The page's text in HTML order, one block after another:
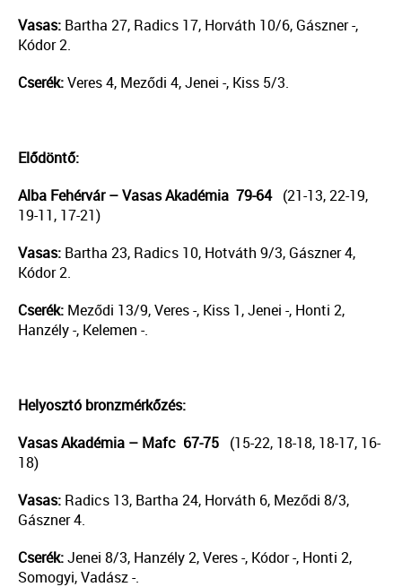
Vasas: Bartha 27, Radics 17, Horváth 10/6, Gászner -,
Kódor 2.
Cserék:Veres 4, Meződi 4, Jenei -, Kiss 5/3.
Elődöntő:
Alba Fehérvár – Vasas Akadémia 79-64 (21-13, 22-19,
19-11, 17-21)
Vasas: Bartha 23, Radics 10, Hotváth 9/3, Gászner 4,
Kódor 2.
Cserék: Meződi 13/9, Veres -, Kiss 1, Jenei -, Honti 2,
Hanzély -, Kelemen -.
Helyosztó bronzmérkőzés:
Vasas Akadémia – Mafc 67-75 (15-22, 18-18, 18-17, 16-
18)
Vasas: Radics 13, Bartha 24, Horváth 6, Meződi 8/3,
Gászner 4.
Cserék:Jenei 8/3, Hanzély 2, Veres -, Kódor -, Honti 2,
Somogyi, Vadász -.